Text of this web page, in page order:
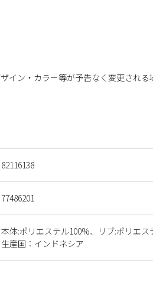
82116138
77486201
本体:ポリエステル100%、リブ:ポリエス
生産国：インドネシア
イン・カラー等が予告なく変更される